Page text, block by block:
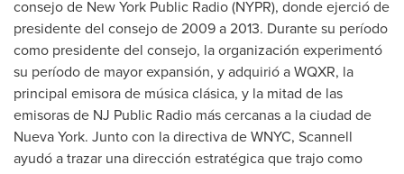
consejo de New York Public Radio (NYPR), donde ejerció de
presidente del consejo de 2009 a 2013. Durante su período
como presidente del consejo, la organización experimentó
su período de mayor expansión, y adquirió a WQXR, la
principal emisora de música clásica, y la mitad de las
emisoras de NJ Public Radio más cercanas a la ciudad de
Nueva York. Junto con la directiva de WNYC, Scannell
ayudó a trazar una dirección estratégica que trajo como